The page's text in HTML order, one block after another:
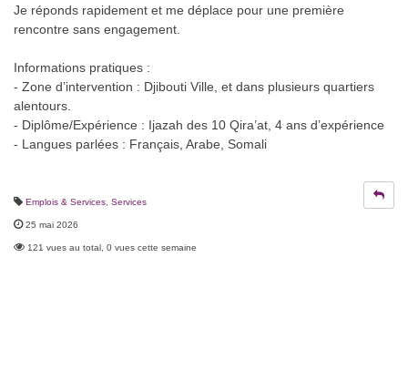
Je réponds rapidement et me déplace pour une première
rencontre sans engagement.
Informations pratiques :
- Zone d’intervention : Djibouti Ville, et dans plusieurs quartiers
alentours.
- Diplôme/Expérience : Ijazah des 10 Qira’at, 4 ans d’expérience
- Langues parlées : Français, Arabe, Somali
Emplois & Services Services
25 mai 2026
121 vues au total, 0 vues cette semaine